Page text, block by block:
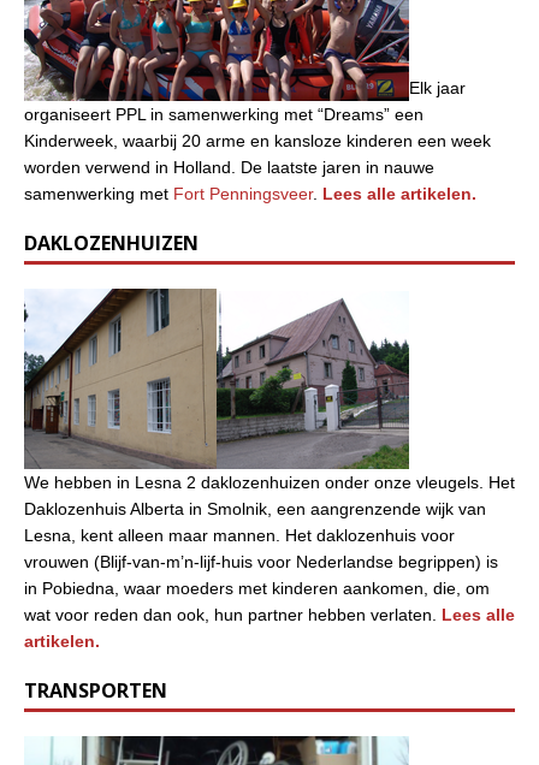
Elk jaar
organiseert PPL in samenwerking met “Dreams” een
Kinderweek, waarbij 20 arme en kansloze kinderen een week
worden verwend in Holland. De laatste jaren in nauwe
samenwerking met Fort Penningsveer. Lees alle artikelen.
DAKLOZENHUIZEN
We hebben in Lesna 2 daklozenhuizen onder onze vleugels. Het
Daklozenhuis Alberta in Smolnik, een aangrenzende wijk van
Lesna, kent alleen maar mannen. Het daklozenhuis voor
vrouwen (Blijf-van-m’n-lijf-huis voor Nederlandse begrippen) is
in Pobiedna, waar moeders met kinderen aankomen, die, om
wat voor reden dan ook, hun partner hebben verlaten. Lees alle
artikelen.
TRANSPORTEN